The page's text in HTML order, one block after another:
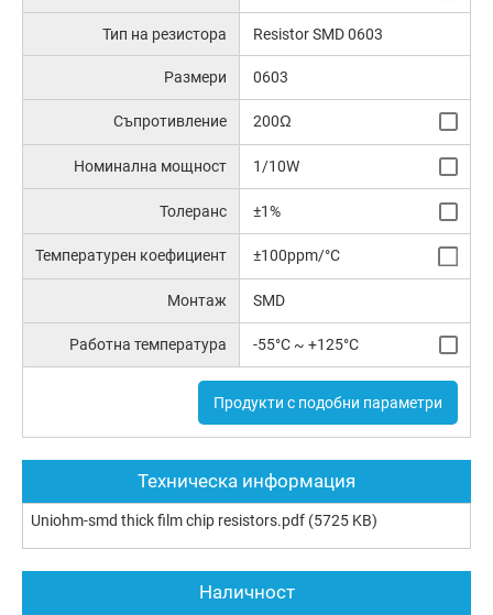
Тип на резистора Resistor SMD 0603
Размери 0603
Съпротивление 200Ω
Номинална мощност 1/10W
Толеранс ±1%
Температурен коефициент ±100ppm/°C
Монтаж SMD
Работна температура -55°C ~ +125°C
Продукти с подобни параметри
Техническа информация
Uniohm-smd thick film chip resistors.pdf (5725 KB)
Наличност